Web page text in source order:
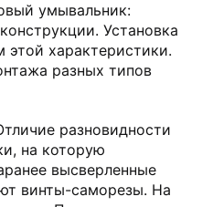
умывальник:
Установка
этой характеристики.
разных типов
разновидности
на которую
высверленные
винты-саморезы. На